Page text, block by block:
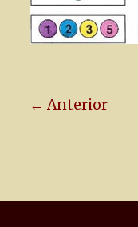
← Anterior